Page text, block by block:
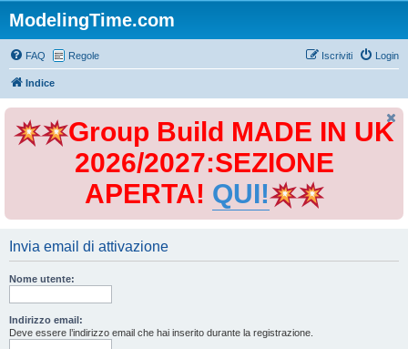
ModelingTime.com
FAQ Regole Login
Iscriviti
Indice
Group Build MADE IN UK
2026/2027:SEZIONE
APERTA! QUI!
Invia email di attivazione
Nome utente:
Indirizzo email:
Deve essere l’indirizzo email che hai inserito durante la registrazione.